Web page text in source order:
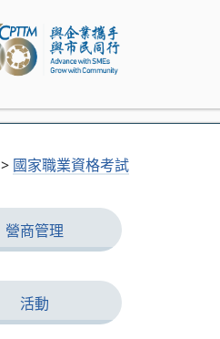
> 國家職業資格考試
營商管理
活動